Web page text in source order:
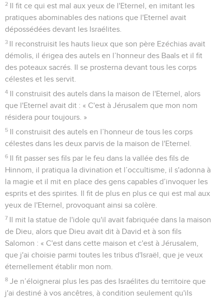
2 Il fit ce qui est mal aux yeux de l'Eternel, en imitant les
pratiques abominables des nations que l'Eternel avait
dépossédées devant les Israélites.
3 Il reconstruisit les hauts lieux que son père Ezéchias avait
démolis, il érigea des autels en l’honneur des Baals et il fit
des poteaux sacrés. Il se prosterna devant tous les corps
célestes et les servit.
4 Il construisit des autels dans la maison de l'Eternel, alors
que l'Eternel avait dit : « C'est à Jérusalem que mon nom
résidera pour toujours. »
5 Il construisit des autels en l’honneur de tous les corps
célestes dans les deux parvis de la maison de l'Eternel.
6 Il fit passer ses fils par le feu dans la vallée des fils de
Hinnom, il pratiqua la divination et l’occultisme, il s'adonna à
la magie et il mit en place des gens capables d’invoquer les
esprits et des spirites. Il fit de plus en plus ce qui est mal aux
yeux de l'Eternel, provoquant ainsi sa colère.
7 Il mit la statue de l'idole qu'il avait fabriquée dans la maison
de Dieu, alors que Dieu avait dit à David et à son fils
Salomon : « C'est dans cette maison et c'est à Jérusalem,
que j'ai choisie parmi toutes les tribus d'Israël, que je veux
éternellement établir mon nom.
8 Je n’éloignerai plus les pas des Israélites du territoire que
j'ai destiné à vos ancêtres, à condition seulement qu'ils